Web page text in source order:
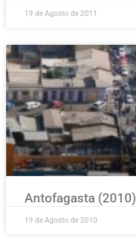
19 de Agosto de 2011
Antofagasta (2010)
19 de Agosto de 2010